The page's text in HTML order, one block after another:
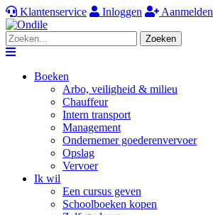
Klantenservice Inloggen Aanmelden
Zoeken
Navigation
Boeken
Arbo, veiligheid & milieu
Chauffeur
Intern transport
Management
Ondernemer goederenvervoer
Opslag
Vervoer
Ik wil
Een cursus geven
Schoolboeken kopen